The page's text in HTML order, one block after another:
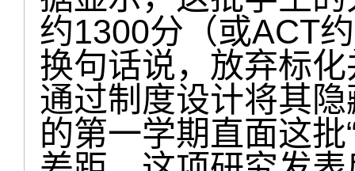
约1300分（或ACT
换句话说，放弃标
通过制度设计将其
的第一学期直面这